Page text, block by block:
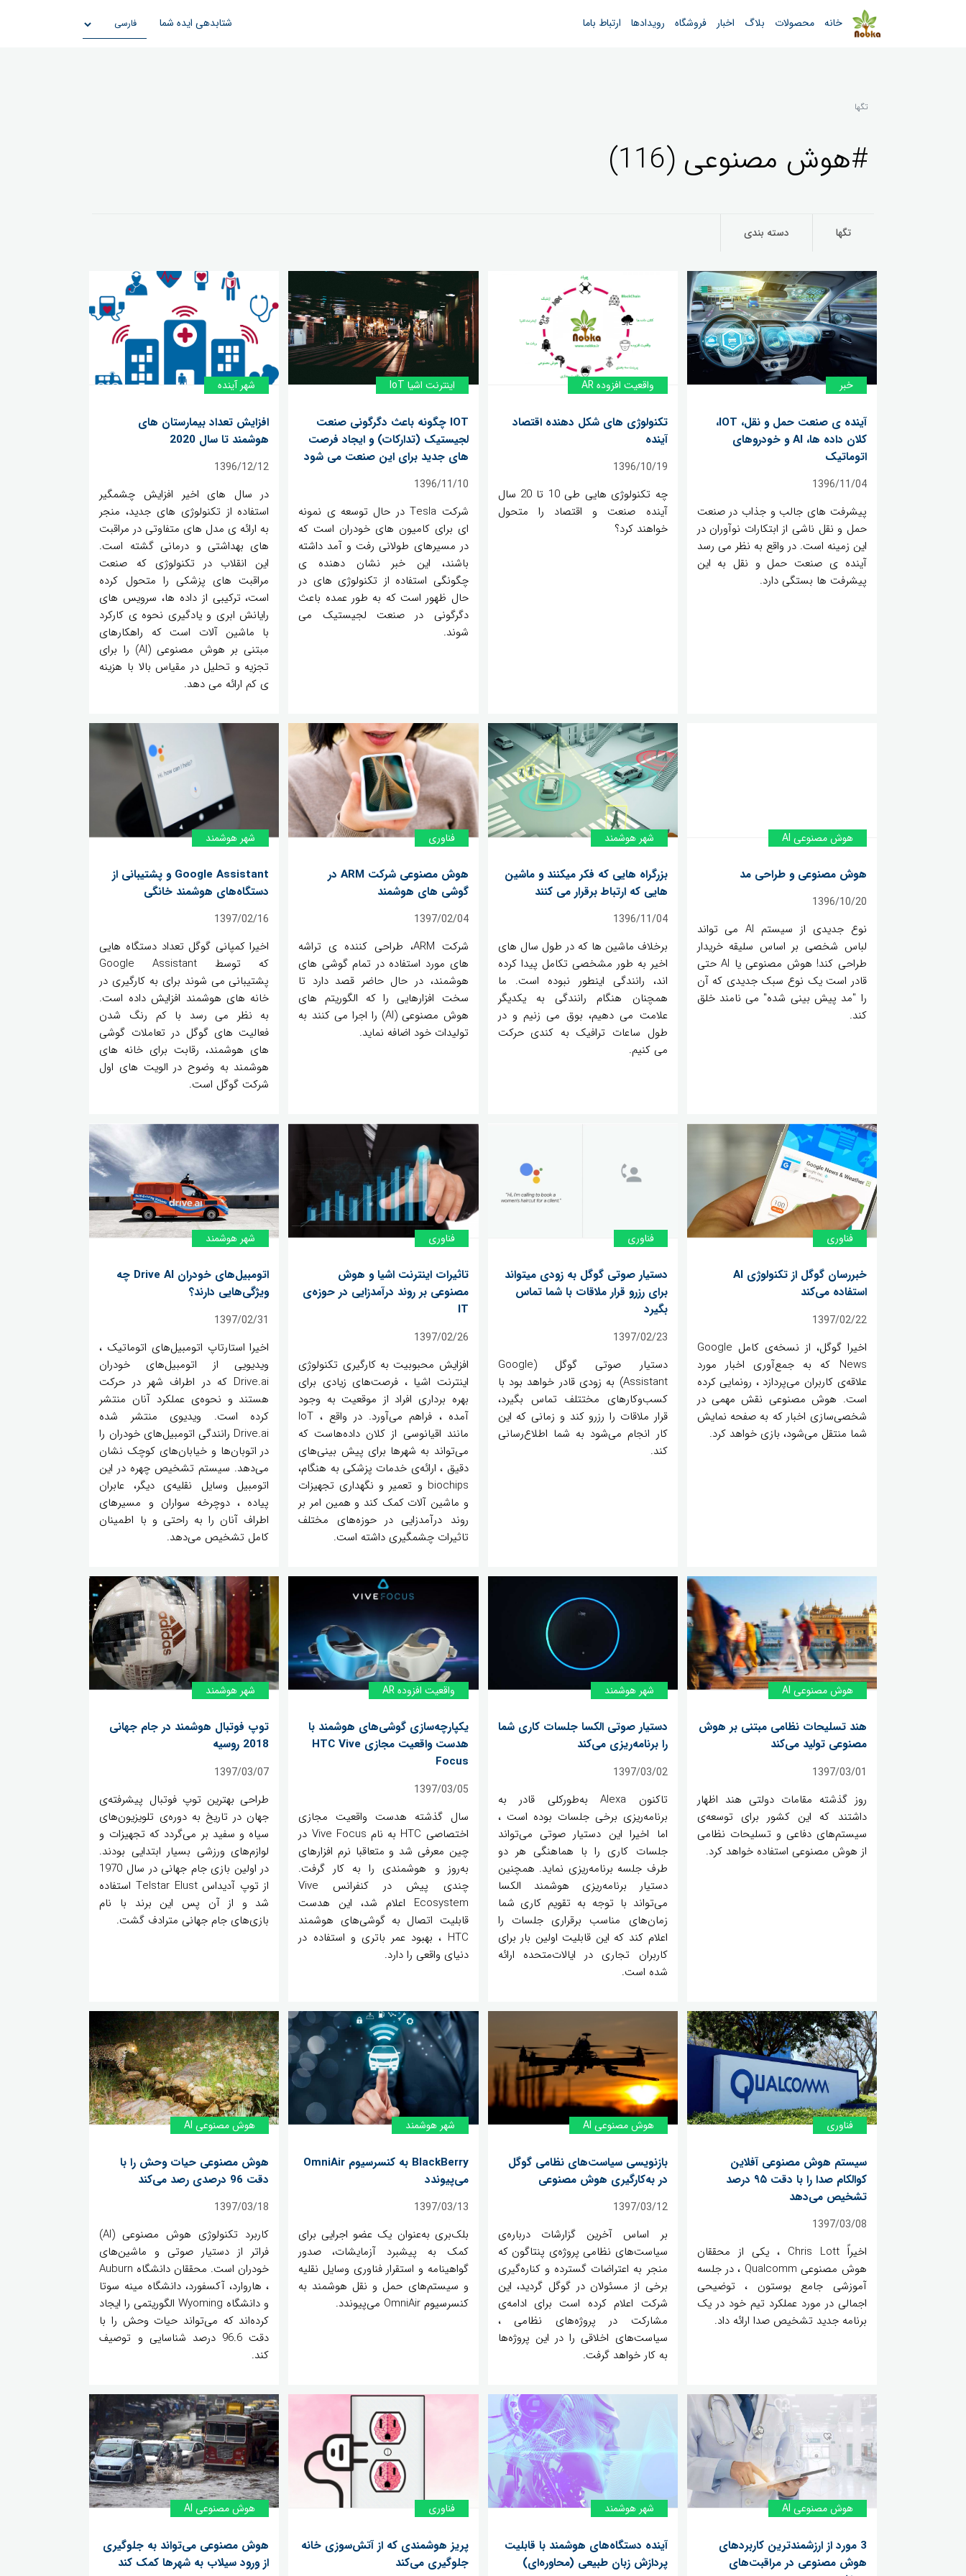
تگها
#هوش مصنوعی (116)
تگها دسته بندی
خبر
آینده ی صنعت حمل و نقل، IOT،
کلان داده ها، AI و خودروهای
اتوماتیک
1396/11/04
پیشرفت های جالب و جذاب در صنعت
حمل و نقل ناشی از ابتکارات نوآوران در
این زمینه است. در واقع به نظر می رسد
آینده ی صنعت حمل و نقل به این
پیشرفت ها بستگی دارد.
واقعیت افزوده AR
تکنولوژی های شکل دهنده اقتصاد
آینده
1396/10/19
چه تکنولوژی هایی طی 10 تا 20 سال
آینده صنعت و اقتصاد را متحول
خواهند کرد؟
اینترنت اشیا IoT
IOT چگونه باعث دگرگونی صنعت
لجیستیک (تدارکات) و ایجاد فرصت
های جدید برای این صنعت می شود
1396/11/10
شرکت Tesla در حال توسعه ی نمونه
ای برای کامیون های خودران است که
در مسیرهای طولانی رفت و آمد داشته
باشند، این خبر نشان دهنده ی
چگونگی استفاده از تکنولوژی های در
حال ظهور است که به طور عمده باعث
دگرگونی در صنعت لجیستیک می
شوند.
شهر آینده
افزایش تعداد بیمارستان های
هوشمند تا سال 2020
1396/12/12
در سال های اخیر افزایش چشمگیر
استفاده از تکنولوژی های جدید، منجر
به ارائه ی مدل های متفاوتی در مراقبت
های بهداشتی و درمانی گشته است.
این انقلاب در تکنولوژی که صنعت
مراقبت های پزشکی را متحول کرده
است، ترکیبی از داده ها، سرویس های
رایانش ابری و یادگیری نحوه ی کارکرد
با ماشین آلات است که راهکارهای
مبتنی بر هوش مصنوعی (AI) را برای
تجزیه و تحلیل در مقیاس بالا با هزینه
ی کم ارائه می دهد.
هوش مصنوعی AI
هوش مصنوعی و طراحی مد
1396/10/20
نوع جدیدی از سیستم AI می تواند
لباس شخصی بر اساس سلیقه خریدار
طراحی کند! هوش مصنوعی یا AI حتی
قادر است یک نوع سبک جدیدی که آن
را "مد پیش بینی شده" می نامند خلق
کند.
شهر هوشمند
بزرگراه هایی که فکر میکنند و ماشین
هایی که ارتباط برقرار می کنند
1396/11/04
برخلاف ماشین ها که در طول سال های
اخیر به طور مشخصی تکامل پیدا کرده
اند، رانندگی اینطور نبوده است. ما
همچنان هنگام رانندگی به یکدیگر
علامت می دهیم، بوق می زنیم و در
طول ساعات ترافیک به کندی حرکت
می کنیم.
فناوری
هوش مصنوعی شرکت ARM در
گوشی های هوشمند
1397/02/04
شرکت ARM، طراحی کننده ی تراشه
های مورد استفاده در تمام گوشی های
هوشمند، در حال حاضر قصد دارد تا
سخت افزارهایی را که الگوریتم های
هوش مصنوعی (AI) را اجرا می کنند به
تولیدات خود اضافه نماید.
شهر هوشمند
Google Assistant و پشتیبانی از
دستگاه‌های هوشمند خانگی
1397/02/16
اخیرا کمپانی گوگل تعداد دستگاه هایی
که توسط Google Assistant
پشتیبانی می شوند برای به کارگیری در
خانه های هوشمند افزایش داده است.
به نظر می رسد با کم رنگ شدن
فعالیت های گوگل در تعاملات گوشی
های هوشمند، رقابت برای خانه های
هوشمند به وضوح در الویت های اول
شرکت گوگل است.
فناوری
خبررسان گوگل از تکنولوژی AI
استفاده می‌کند
1397/02/22
اخیرا گوگل، از نسخه‌ی کامل Google
News که به جمع‌آوری اخبار مورد
علاقه‌ی کاربران می‌پردازد ، رونمایی کرده
است. هوش مصنوعی نقش مهمی در
شخصی‌سازی اخبار که به صفحه نمایش
شما منتقل می‌شود، بازی خواهد کرد.
فناوری
دستیار صوتی گوگل به زودی میتواند
برای رزرو قرار ملاقات با شما تماس
بگیرد
1397/02/23
دستیار صوتی گوگل (Google
Assistant) به زودی قادر خواهد بود با
کسب‌و‌کارهای مختتلف تماس بگیرد،
قرار ملاقات را رزرو کند و زمانی که این
کار انجام می‌شود به شما اطلاع‌رسانی
کند.
فناوری
تاثیرات اینترنت اشیا و هوش
مصنوعی بر روند درآمدزایی در حوزه‌ی
IT
1397/02/26
افزایش محبوبیت به کارگیری تکنولوژی
اینترنت اشیا ، فرصت‌های زیادی برای
بهره برداری افراد از موقعیت به وجود
آمده ، فراهم می‌آورد. در واقع ، IoT
مانند اقیانوسی از کلان داده‌هاست که
می‌تواند به شهرها برای پیش بینی‌های
دقیق ، ارائه‌ی خدمات پزشکی به هنگام،
biochips و تعمیر و نگهداری تجهیزات
و ماشین آلات کمک کند و همین امر بر
روند درآمدزایی در حوزه‌های مختلف
تاثیرات چشمگیری داشته است.
شهر هوشمند
اتومبیل‌های خودران Drive AI چه
ویژگی‌هایی دارند؟
1397/02/31
اخیرا استارتاپ اتومبیل‌های اتوماتیک ،
ویدیویی از اتومبیل‌های خودران
Drive.ai که در اطراف شهر در حرکت
هستند و نحوه‌ی عملکرد آنان منتشر
کرده است. ویدیو‌ی منتشر شده
Drive.ai رانندگی اتومبیل‌های خودران را
در اتوبان‌ها و خیابان‌های کوچک نشان
می‌دهد. سیستم تشخیص چهره در این
اتومبیل وسایل نقلیه‌ی دیگر، عابران
پیاده ، دوچرخه سواران و مسیرهای
اطراف آنان را به راحتی و با اطمینان
کامل تشخیص می‌دهد.
هوش مصنوعی AI
هند تسلیحات نظامی مبتنی بر هوش
مصنوعی تولید می‌کند
1397/03/01
روز گذشته مقامات دولتی هند اظهار
داشتند که این کشور برای توسعه‌ی
سیستم‌های دفاعی و تسلیحات نظامی
از هوش مصنوعی استفاده خواهد کرد.
شهر هوشمند
دستیار صوتی الکسا جلسات کاری شما
را برنامه‌ریزی می‌کند
1397/03/02
تاکنون Alexa به‌طورکلی قادر به
برنامه‌ریزی برخی جلسات بوده است ،
اما اخیرا این دستیار صوتی می‌تواند
جلسات کاری را با هماهنگی هر دو
طرف جلسه برنامه‌ریزی نماید. همچنین
دستیار برنامه‌ریزی هوشمند الکسا
می‌تواند با توجه به تقویم کاری شما
زمان‌های مناسب برقراری جلسات را
اعلام کند که این قابلیت اولین بار برای
کاربران تجاری در ایالات‌متحده ارائه
شده است.
واقعیت افزوده AR
یکپارچه‌سازی گوشی‌های هوشمند با
هدست واقعیت مجازی HTC Vive
Focus
1397/03/05
سال گذشته هدست واقعیت مجازی
اختصاصی HTC به نام Vive Focus در
چین معرفی شد و متعاقبا نرم افزارهای
به‌روز و هوشمندی را به کار گرفت.
چندی پیش در کنفرانس Vive
Ecosystem اعلام شد، این هدست
قابلیت اتصال به گوشی‌های هوشمند
HTC ، بهبود عمر باتری و استفاده در
دنیای واقعی را دارد.
شهر هوشمند
توپ‌ فوتبال هوشمند در جام جهانی
2018 روسیه
1397/03/07
طراحی بهترین توپ فوتبال پیشرفته‌ی
جهان در تاریخ به دوره‌ی تلویزیون‌های
سیاه و سفید بر می‌گردد که تجهیزات و
لوازم‌های ورزشی بسیار ابتدایی بودند.
در اولین بازی جام جهانی در سال 1970
از توپ آدیداس Telstar Elust استفاده
شد و از آن پس این برند با نام
بازی‌های جام جهانی مترادف گشت.
فناوری
سیستم هوش مصنوعی آفلاین
کوالکام صدا را با دقت ۹۵ درصد
تشخیص می‌دهد
1397/03/08
اخیراً Chris Lott ، یکی از محققان
هوش مصنوعی Qualcomm ، در جلسه
آموزشی جامع بوستون ، توضیحی
اجمالی در مورد عملکرد تیم خود در یک
برنامه جدید تشخیص صدا ارائه داد.
هوش مصنوعی AI
بازنویسی سیاست‌های نظامی گوگل
در به‌کارگیری هوش مصنوعی
1397/03/12
بر اساس آخرین گزارشات درباره‌ی
سیاست‌های نظامی پروژه‌ی پنتاگون که
منجر به اعتراضات گسترده و کناره‌گیری
برخی از مسئولان در گوگل گردید، این
شرکت اعلام کرده است برای ادامه‌ی
مشارکت در پروژه‌های نظامی ،
سیاست‌های اخلاقی را در این پروژه‌ها
به کار خواهد گرفت.
شهر هوشمند
BlackBerry به کنسرسیوم OmniAir
می‌پیوندد
1397/03/13
بلک‌بری به‌عنوان یک عضو اجرایی برای
کمک به پیشبرد آزمایشات، صدور
گواهینامه و استقرار فناوری وسایل نقلیه
و سیستم‌های حمل و نقل هوشمند به
کنسرسیوم OmniAir می‌پیوندد.
هوش مصنوعی AI
هوش مصنوعی حیات وحش را با
دقت 96 درصدی رصد می‌کند
1397/03/18
کاربرد تکنولوژی هوش مصنوعی (AI)
فراتر از دستیار صوتی و ماشین‌های
خودران است. محققان دانشگاه Auburn
، هاروارد، آکسفورد، دانشگاه مینه سوتا
و دانشگاه Wyoming الگوریتمی را ایجاد
کرده‌اند که می‌تواند حیات وحش را با
دقت 96.6 درصد شناسایی و توصیف
کند.
هوش مصنوعی AI
3 مورد از ارزشمندترین کاربردهای
هوش مصنوعی در مراقبت‌های
شهر هوشمند
آینده دستگاه‌های هوشمند با قابلیت
پردازش زبان طبیعی (محاوره‌ای)
فناوری
پریز هوشمندی که از آتش‌سوزی خانه
جلوگیری می‌کند
هوش مصنوعی AI
هوش مصنوعی می‌تواند به جلوگیری
از ورود سیلاب به شهرها کمک کند
خانه محصولات بلاگ اخبار فروشگاه رویدادها ارتباط باما شتابدهی ایده شما